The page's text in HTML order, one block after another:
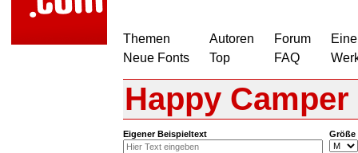
Themen
Neue Fonts
Autoren
Top
Forum
FAQ
Happy Camper
Eigener Beispieltext Größe